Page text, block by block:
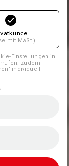
mit MwSt.)
Einstellungen in
Zudem
individuell
.